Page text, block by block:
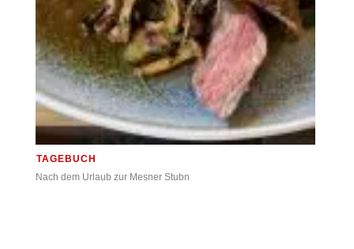
TAGEBUCH
Nach dem Urlaub zur Mesner Stubn